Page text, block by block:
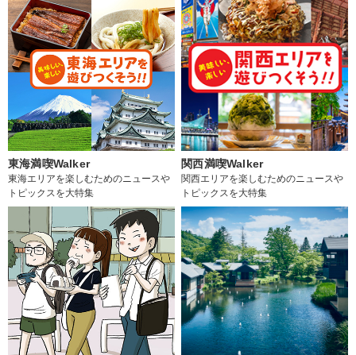
東海満喫Walker
東海エリアを楽しむためのニュースや
トピックスを大特集
関西満喫Walker
関西エリアを楽しむためのニュースや
トピックスを大特集